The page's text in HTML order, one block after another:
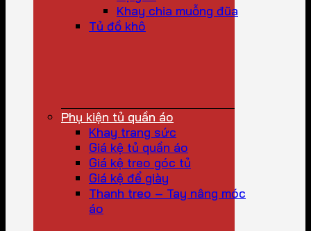
Khay chia muỗng đũa
Tủ đồ khô
Phụ kiện tủ quần áo
Khay trang sức
Giá kệ tủ quần áo
Giá kệ treo góc tủ
Giá kệ để giày
Thanh treo – Tay nâng móc
áo